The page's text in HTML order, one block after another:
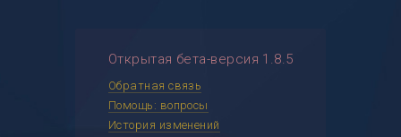
Открытая бета-версия 1.8.5
Обратная связь
Помощь: вопросы
История изменений